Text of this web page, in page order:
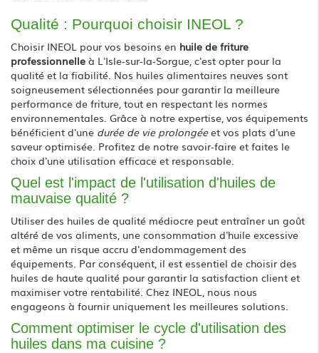
Qualité : Pourquoi choisir INEOL ?
Choisir INEOL pour vos besoins en huile de friture
professionnelle à L'Isle-sur-la-Sorgue, c'est opter pour la
qualité et la fiabilité. Nos huiles alimentaires neuves sont
soigneusement sélectionnées pour garantir la meilleure
performance de friture, tout en respectant les normes
environnementales. Grâce à notre expertise, vos équipements
bénéficient d'une durée de vie prolongéeet vos plats d'une
saveur optimisée. Profitez de notre savoir-faire et faites le
choix d'une utilisation efficace et responsable.
Quel est l'impact de l'utilisation d'huiles de
mauvaise qualité ?
Utiliser des huiles de qualité médiocre peut entraîner un goût
altéré de vos aliments, une consommation d'huile excessive
et même un risque accru d'endommagement des
équipements. Par conséquent, il est essentiel de choisir des
huiles de haute qualité pour garantir la satisfaction client et
maximiser votre rentabilité. Chez INEOL, nous nous
engageons à fournir uniquement les meilleures solutions.
Comment optimiser le cycle d'utilisation des
huiles dans ma cuisine ?